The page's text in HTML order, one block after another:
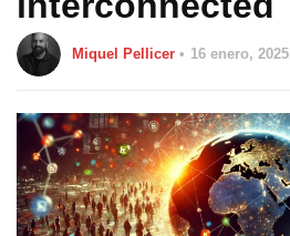
Miquel Pellicer 16 enero, 2025